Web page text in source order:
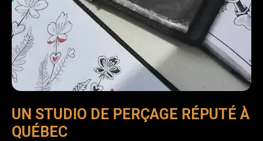
UN STUDIO DE PERÇAGE RÉPUTÉ À
QUÉBEC